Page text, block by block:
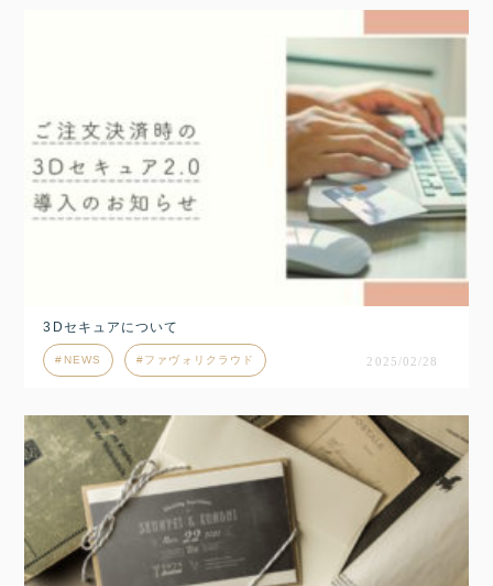
3Dセキュアについて
NEWS ファヴォリクラウド 2025/02/28